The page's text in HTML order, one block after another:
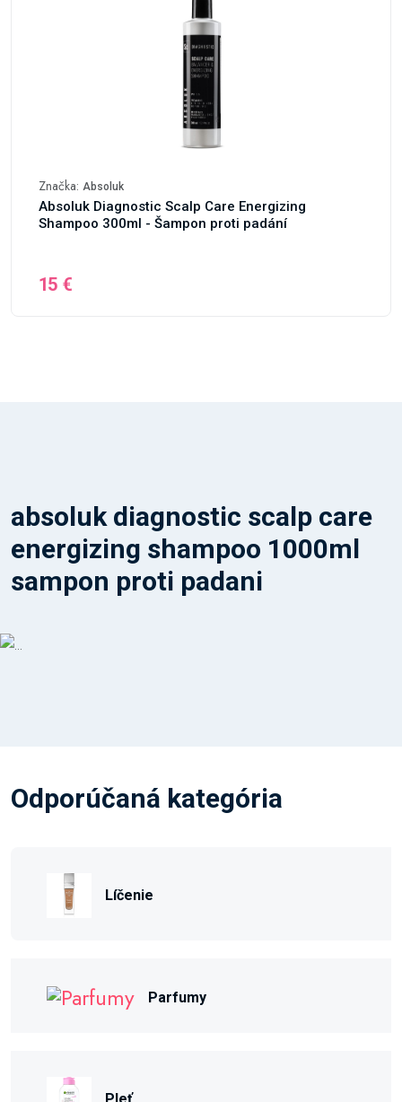
Značka: Absoluk
Absoluk Diagnostic Scalp Care Energizing
Shampoo 300ml - Šampon proti padání
15 €
absoluk diagnostic scalp care
energizing shampoo 1000ml
sampon proti padani
Odporúčaná kategória
Líčenie
Parfumy